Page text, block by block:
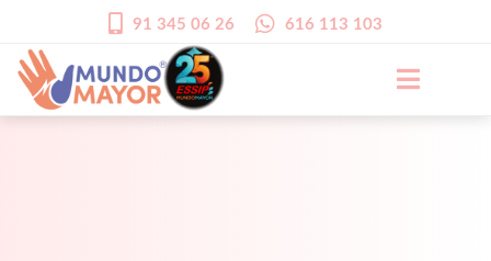
91 345 06 26 616 113 103